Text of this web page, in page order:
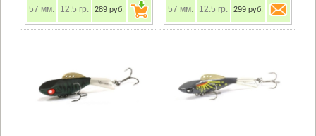
57 мм. 12.5 гр. 289 руб. 57 мм. 12.5 гр. 299 руб.